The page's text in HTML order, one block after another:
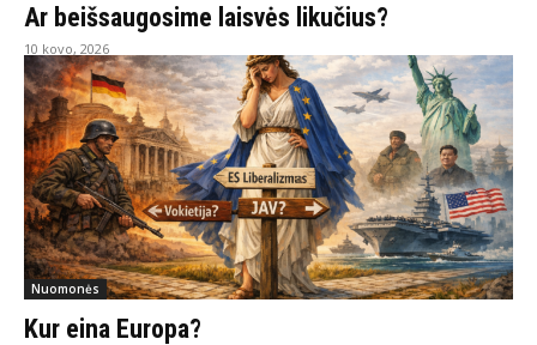
Ar beišsaugosime laisvės likučius?
10 kovo, 2026
Nuomonės
Kur eina Europa?